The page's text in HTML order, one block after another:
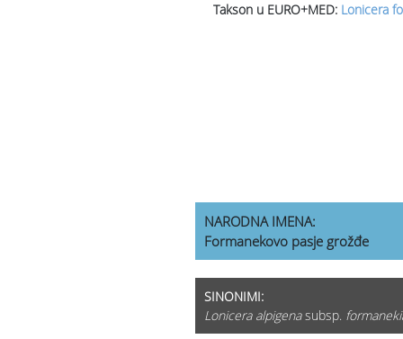
Takson u EURO+MED: Lonicera
NARODNA IMENA:
Formanekovo pasje grožđe
SINONIMI:
Lonicera alpigenasubsp.